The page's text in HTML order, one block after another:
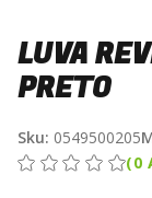
LUVA
PRETO
Sku: 0549500205
(0